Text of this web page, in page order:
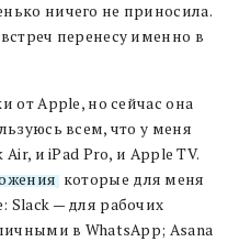
ничего не приносила.
перенесу именно в
от Apple, но сейчас она
всем, что у меня
и iPad Pro, и Apple TV.
, которые для меня
Slack — для рабочих
в WhatsApp; Asana